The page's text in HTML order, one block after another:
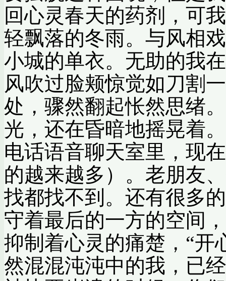
回心灵春天的药剂，
轻飘落的冬雨。与风相
小城的单衣。无助的我
风吹过脸颊惊觉如刀割
处，骤然翻起怅然思绪
光，还在昏暗地摇晃着
电话语音聊天室里，现
的越来越多）。老朋友
找都找不到。还有很多
守着最后的一方的空间
抑制着心灵的痛楚，“开
然混混沌沌中的我，已